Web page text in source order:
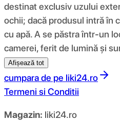
destinat exclusiv uzului
ochii; dacă produsul intră în
cu apă. A se păstra într-un
camerei, ferit de lumină și
Afișează tot
cumpara de pe liki24.ro
Termeni si Conditii
Magazin: liki24.ro